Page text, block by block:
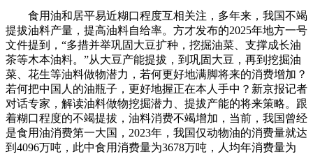
食用油和居平易近糊口程度互相关注，多年来，我国不竭
提拔油料产量，提高油料自给率。方才发布的2025年地方一号
文件提到，“多措并举巩固大豆扩种，挖掘油菜、支撑成长油
茶等木本油料。”从大豆产能提拔，到巩固大豆，再到挖掘油
菜、花生等油料做物潜力，若何更好地满脚将来的消费增加？
若何把中国人的油瓶子，更好地握正在本人手中？新京报记者
对话专家，解读油料做物挖掘潜力、提拔产能的将来策略。跟
着糊口程度的不竭提拔，油料消费不竭增加，当前，我国曾经
是食用油消费第一大国，2023年，我国仅动物油的消费量就达
到4096万吨，此中食用消费量为3678万吨，人均年消费量为